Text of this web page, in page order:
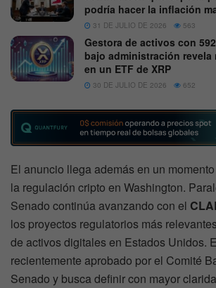
podría hacer la inflación
31 DE JULIO DE 2026 563
Gestora de activos con
bajo administración revela
en un ETF de XRP
30 DE JULIO DE 2026 652
El anuncio llega además en un
la regulación cripto en Washington.
Senado continúa avanzando con el
los proyectos regulatorios más
de activos digitales en Estados Unidos.
recientemente aprobado por el Comité
Senado y busca definir con mayor